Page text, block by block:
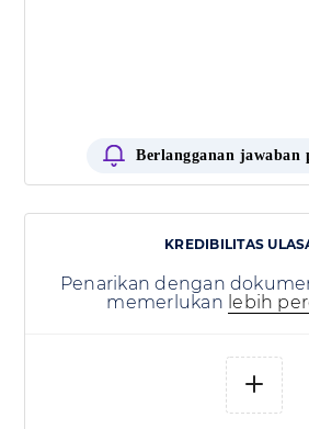
Berlangganan jawaban
KREDIBILITAS
Penarikan dengan
memerlukan lebih